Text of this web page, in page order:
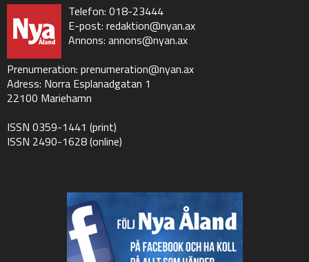
Telefon: 018-23444
E-post: redaktion@nyan.ax
Annons: annons@nyan.ax
Prenumeration: prenumeration@nyan.ax
Adress: Norra Esplanadgatan 1
22100 Mariehamn
ISSN 0359-1441 (print)
ISSN 2490-1628 (online)